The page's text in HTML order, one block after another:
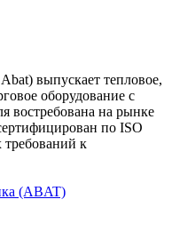
выпускает тепловое,
оборудование с
востребована на рынке
по ISO
требований к
(ABAT)